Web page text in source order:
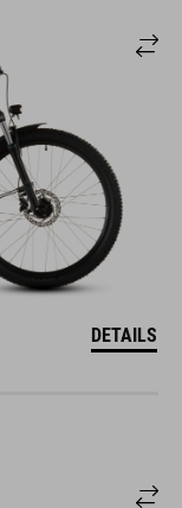
DETAILS